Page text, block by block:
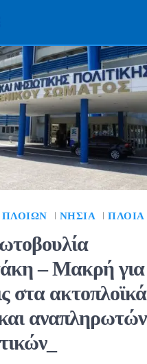
ΝΗΣΙΆ ΠΛΟΊΑ
– Μακρή για
στα ακτοπλοϊκά
αναπληρωτών